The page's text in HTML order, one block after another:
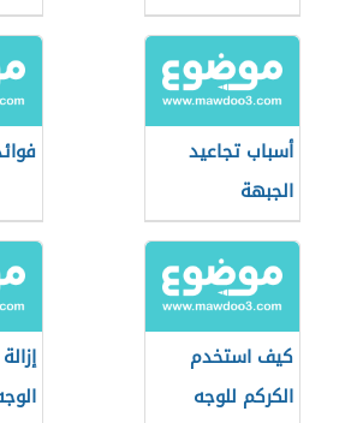
أسباب تجاعيد
الجبهة
كيف استخدم
الكركم للوجه